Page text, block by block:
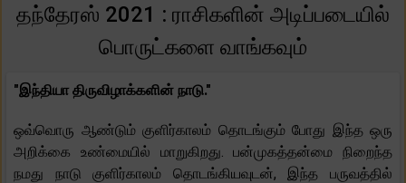
தந்தேரஸ் 2021 : ராசிகளின் அடிப்படையில்
பொருட்களை வாங்கவும்
"இந்தியா திருவிழாக்களின் நாடு."
ஒவ்வொரு ஆண்டும் குளிர்காலம் தொடங்கும் போது இந்த ஒரு
அறிக்கை உண்மையில் மாறுகிறது. பன்முகத்தன்மை நிறைந்த
நமது நாடு குளிர்காலம் தொடங்கியவுடன், இந்த பருவத்தில்